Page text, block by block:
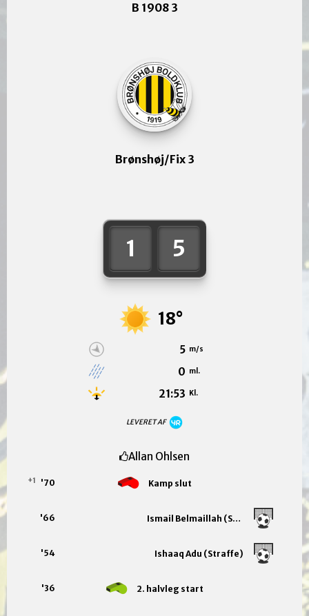
B 1908 3
1 5
18°
5 m/s
0 ml.
21:53 Kl.
LEVERET AF
Brønshøj/Fix 3
Allan Ohlsen
'70
+1 Kamp slut
'66 Ismail Belmaillah (Straffe)
'54 Ishaaq Adu (Straffe)
'36 2. halvleg start